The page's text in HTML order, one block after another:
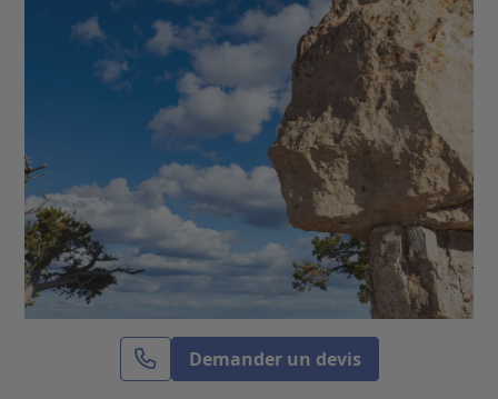
Demander un devis